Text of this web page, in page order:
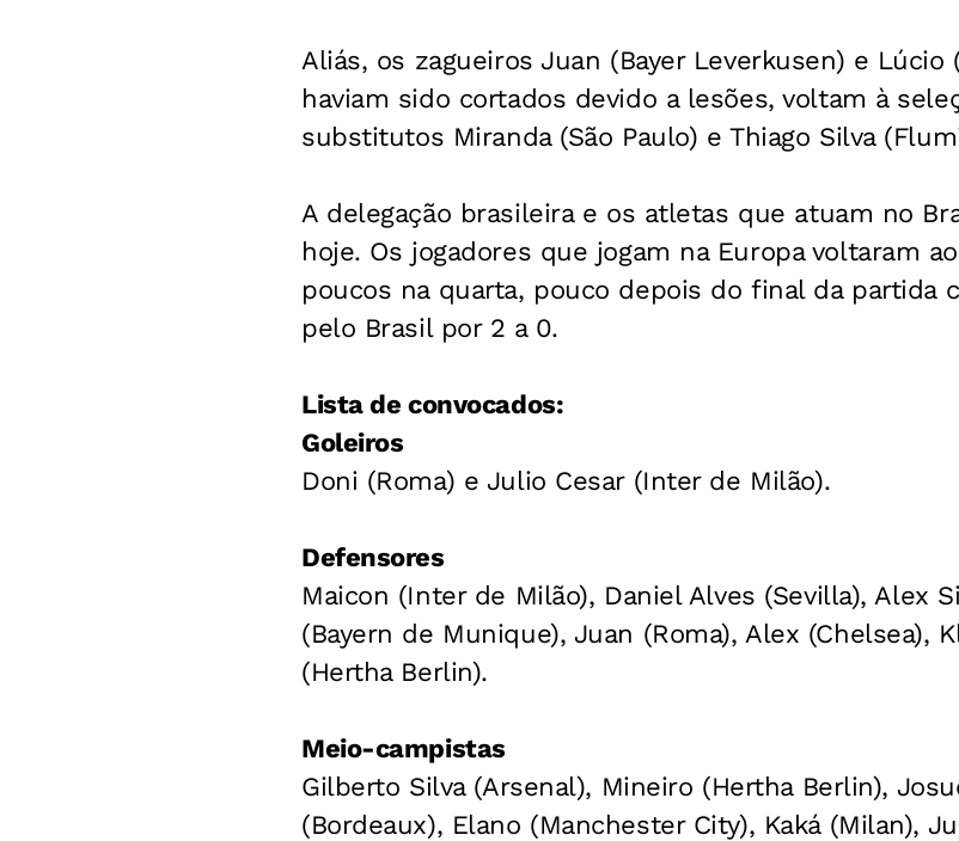
Aliás, os zagueiros Juan (Bayer Leverkusen) e
haviam sido cortados devido a lesões, voltam à
substitutos Miranda (São Paulo) e Thiago Silva
A delegação brasileira e os atletas que atuam no
hoje. Os jogadores que jogam na Europa voltaram
poucos na quarta, pouco depois do final da partida
pelo Brasil por 2 a 0.
Lista de convocados:
Goleiros
Doni (Roma) e Julio Cesar (Inter de Milão).
Defensores
Maicon (Inter de Milão), Daniel Alves (Sevilla), Alex
(Bayern de Munique), Juan (Roma), Alex (Chelsea),
(Hertha Berlin).
Meio-campistas
Gilberto Silva (Arsenal), Mineiro (Hertha Berlin),
(Bordeaux), Elano (Manchester City), Kaká (Milan),